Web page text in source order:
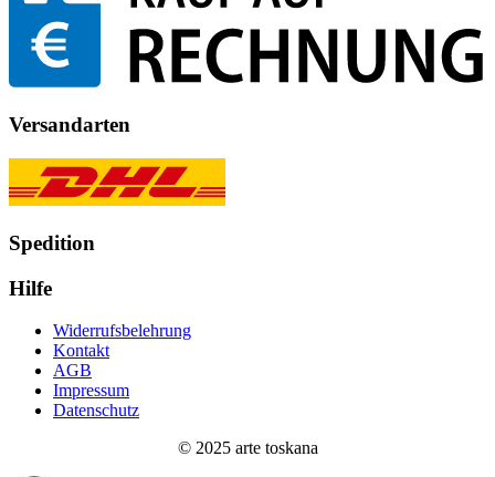
Versandarten
Spedition
Hilfe
Widerrufsbelehrung
Kontakt
AGB
Impressum
Datenschutz
© 2025 arte toskana